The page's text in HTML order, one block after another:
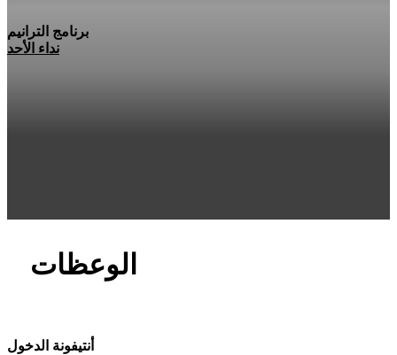
برنامج الترانيم
نداء الأحد
الوعظات
أنتيفونة الدخول